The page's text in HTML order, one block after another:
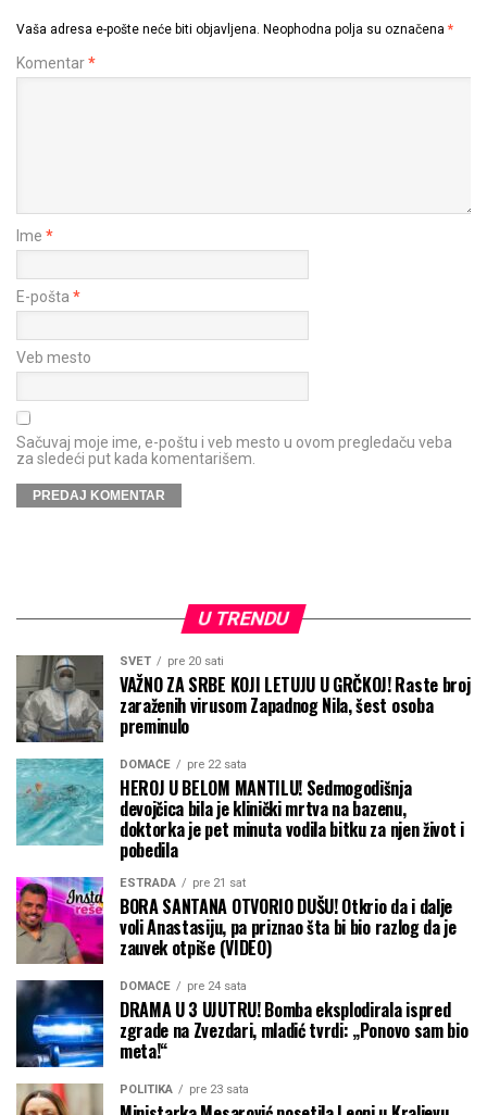
Vaša adresa e-pošte neće biti objavljena. Neophodna polja su označena *
Komentar*
Ime *
E-pošta *
Veb mesto
Sačuvaj moje ime, e-poštu i veb mesto u ovom pregledaču veba
za sledeći put kada komentarišem.
U TRENDU
SVET pre 20 sati
VAŽNO ZA SRBE KOJI LETUJU U GRČKOJ! Raste broj
zaraženih virusom Zapadnog Nila, šest osoba
preminulo
DOMAĆE pre 22 sata
HEROJ U BELOM MANTILU! Sedmogodišnja
devojčica bila je klinički mrtva na bazenu,
doktorka je pet minuta vodila bitku za njen život i
pobedila
ESTRADA pre 21 sat
BORA SANTANA OTVORIO DUŠU! Otkrio da i dalje
voli Anastasiju, pa priznao šta bi bio razlog da je
zauvek otpiše (VIDEO)
DOMAĆE pre 24 sata
DRAMA U 3 UJUTRU! Bomba eksplodirala ispred
zgrade na Zvezdari, mladić tvrdi: „Ponovo sam bio
meta!“
POLITIKA pre 23 sata